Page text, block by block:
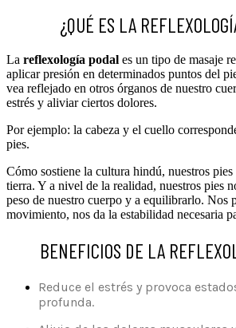
¿QUÉ ES LA
La reflexología podal es un tipo de masaje
aplicar presión en determinados puntos del
vea reflejado en otros órganos de nuestro
estrés y aliviar ciertos dolores.
Por ejemplo: la cabeza y el cuello
pies.
Cómo sostiene la cultura hindú, nuestros
tierra. Y a nivel de la realidad, nuestros pies
peso de nuestro cuerpo y a equilibrarlo. Nos
movimiento, nos da la estabilidad necesaria
BENEFICIOS DE LA
Reduce el estrés y provoca
profunda.